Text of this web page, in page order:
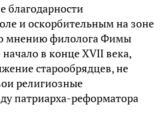
благодарности
и оскорбительным на зоне
мнению филолога Фимы
в конце XVII века,
старообрядцев, не
религиозные
патриарха-реформатора